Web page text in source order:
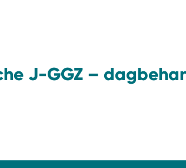
J-GGZ –